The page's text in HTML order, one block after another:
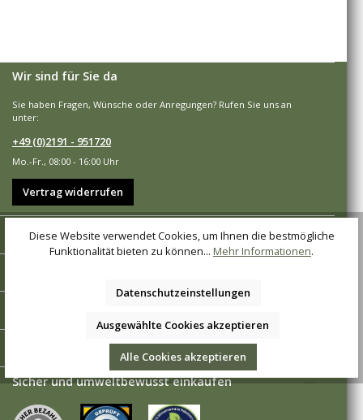
Wir sind für Sie da
Sie haben Fragen, Wünsche oder Anregungen? Rufen Sie uns an
unter:
+49 (0)2191 - 951720
Mo.-Fr., 08:00 - 16:00 Uhr
Vertrag widerrufen
Shop-Service
Sicher und umweltbewusst einkaufen
Diese Website verwendet Cookies, um Ihnen die bestmögliche
Funktionalität bieten zu können... Mehr Informationen.
Datenschutzeinstellungen
Ausgewählte Cookies akzeptieren
Alle Cookies akzeptieren